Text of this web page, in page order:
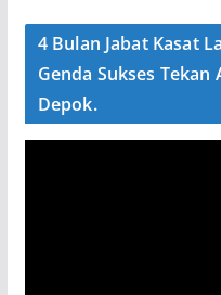
4 Bulan Jabat Kasat
Genda Sukses Tekan
Depok.